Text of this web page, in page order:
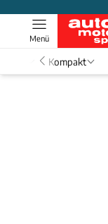
Menü
Kompakt